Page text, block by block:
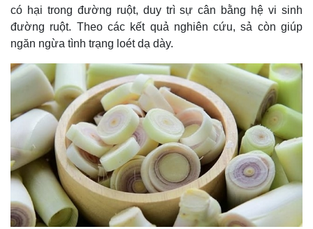
Thế giới
Quan sát
Cuộc sống đó đây
Hồ sơ
Multimedia
Video
E-Magazine
Infographic
có hại trong đường ruột, duy trì sự cân bằng hệ vi sinh
đường ruột. Theo các kết quả nghiên cứu, sả còn giúp
ngăn ngừa tình trạng loét dạ dày.